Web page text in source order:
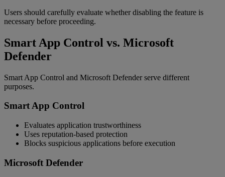
Users should carefully evaluate whether disabling the feature is
necessary before proceeding.
Smart App Control vs. Microsoft
Defender
Smart App Control and Microsoft Defender serve different
purposes.
Smart App Control
Evaluates application trustworthiness
Uses reputation-based protection
Blocks suspicious applications before execution
Microsoft Defender